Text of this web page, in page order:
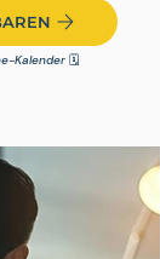
Kalender 🗓️